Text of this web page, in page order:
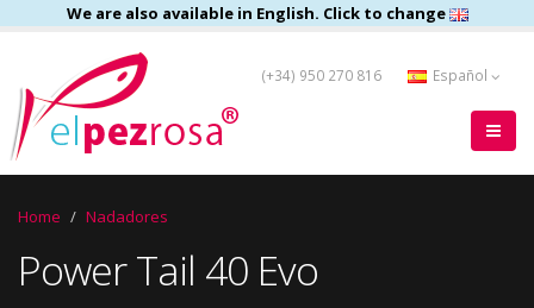
We are also available in English. Click to change
(+34) 950 270 816 Español
Home Nadadores
Power Tail 40 Evo